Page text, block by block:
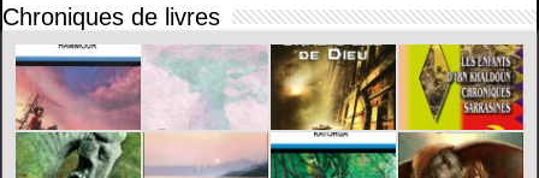
Chroniques de livres